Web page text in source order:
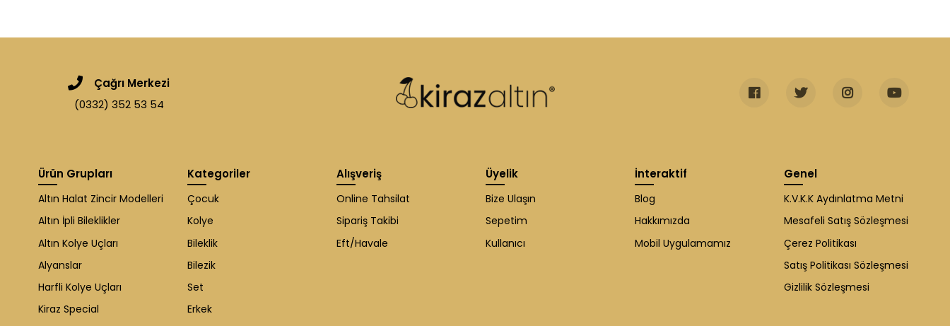
Çağrı Merkezi
(0332) 352 53 54
Ürün Grupları
Altın Halat Zincir Modelleri
Altın İpli Bileklikler
Altın Kolye Uçları
Alyanslar
Harfli Kolye Uçları
Kiraz Special
Kategoriler
Çocuk
Kolye
Bileklik
Bilezik
Set
Erkek
Alışveriş
Online Tahsilat
Sipariş Takibi
Eft/Havale
Üyelik
Bize Ulaşın
Sepetim
Kullanıcı
İnteraktif
Blog
Hakkımızda
Mobil Uygulamamız
Genel
K.V.K.K Aydınlatma Metni
Mesafeli Satış Sözleşmesi
Çerez Politikası
Satış Politikası Sözleşmesi
Gizlilik Sözleşmesi